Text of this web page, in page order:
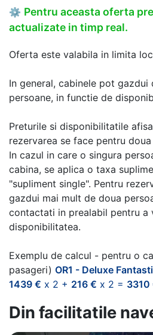
⚙ Pentru aceasta oferta
actualizate in timp real.
Oferta este valabila in limita
In general, cabinele pot gazdui
persoane, in functie de
Preturile si disponibilitatile
rezervarea se face pentru
In cazul in care o singura
cabina, se aplica o taxa
"supliment single". Pentru
gazdui mai mult de doua
contactati in prealabil pentru a
disponibilitatea.
Exemplu de calcul - pentru o
pasageri) OR1 - Deluxe
1439 € x 2 + 216 € x 2 = 3310
Din facilitatile